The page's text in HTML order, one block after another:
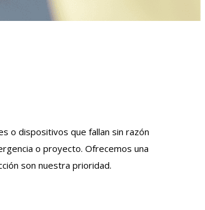
o dispositivos que fallan sin razón
o proyecto. Ofrecemos una
son nuestra prioridad.